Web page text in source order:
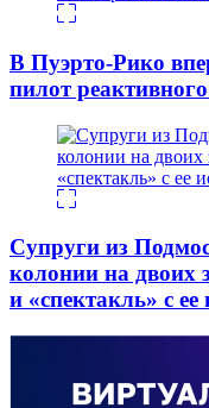
В Пуэрто-Рико
пилот
Супруги из
колонии на двоих
и «спектакль» с ее